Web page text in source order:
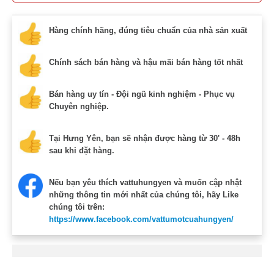
Hàng chính hãng, đúng tiêu chuẩn của nhà sản xuất
Chính sách bán hàng và hậu mãi bán hàng tốt nhất
Bán hàng uy tín - Đội ngũ kinh nghiệm - Phục vụ
Chuyên nghiệp.
Tại Hưng Yên, bạn sẽ nhận được hàng từ 30' - 48h
sau khi đặt hàng.
Nếu bạn yêu thích vattuhungyen và muốn cập nhật
những thông tin mới nhất của chúng tôi, hãy Like
chúng tôi trên:
https://www.facebook.com/vattumotcuahungyen/